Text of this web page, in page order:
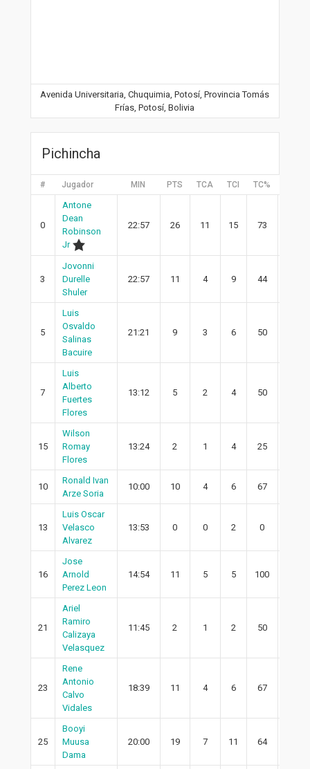
Avenida Universitaria, Chuquimia, Potosí, Provincia Tomás
Frías, Potosí, Bolivia
Pichincha
# Jugador MIN PTS TCA TCI TC%
0
Antone
Dean
Robinson
Jr
22:57 26 11 15 73
3
Jovonni
Durelle
Shuler
22:57 11 4 9 44
5
Luis
Osvaldo
Salinas
Bacuire
21:21 9 3 6 50
7
Luis
Alberto
Fuertes
Flores
13:12 5 2 4 50
15
Wilson
Romay
Flores
13:24 2 1 4 25
10
Ronald Ivan
Arze Soria
10:00 10 4 6 67
13
Luis Oscar
Velasco
Alvarez
13:53 0 0 2 0
16
Jose
Arnold
Perez Leon
14:54 11 5 5 100
21
Ariel
Ramiro
Calizaya
Velasquez
11:45 2 1 2 50
23
Rene
Antonio
Calvo
Vidales
18:39 11 4 6 67
25
Booyi
Muusa
Dama
20:00 19 7 11 64